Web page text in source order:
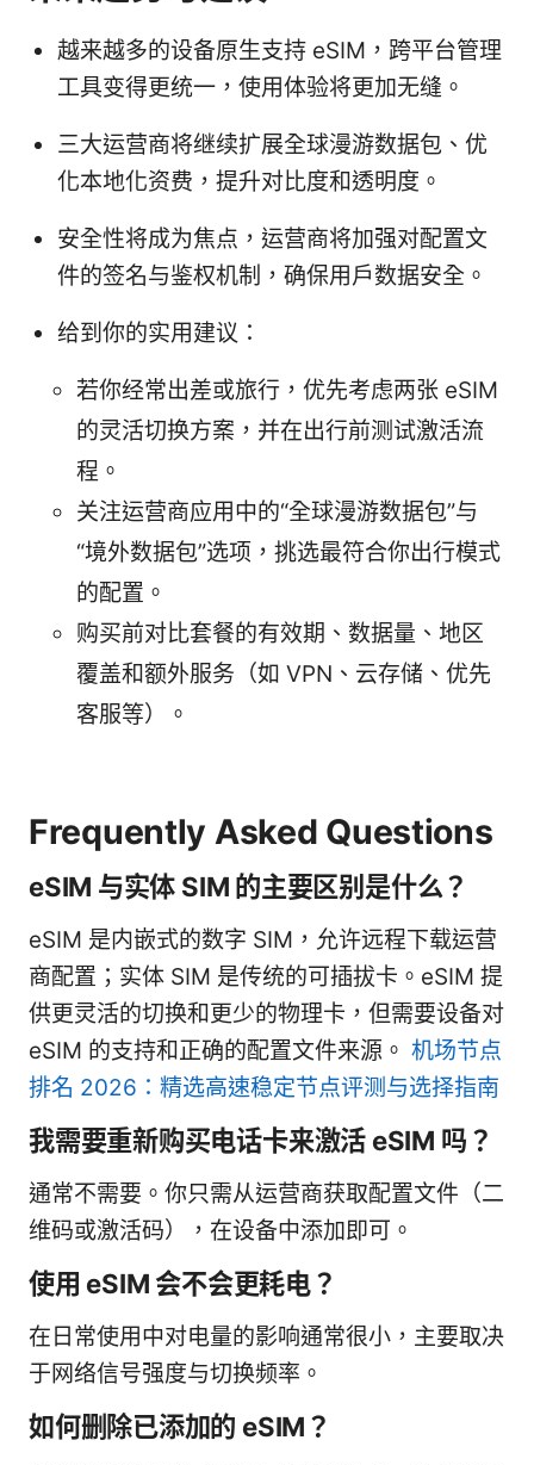
越来越多的设备原生支持 eSIM，跨平台管理
工具变得更统一，使用体验将更加无缝。
三大运营商将继续扩展全球漫游数据包、优
化本地化资费，提升对比度和透明度。
安全性将成为焦点，运营商将加强对配置文
件的签名与鉴权机制，确保用户数据安全。
给到你的实用建议：
若你经常出差或旅行，优先考虑两张 eSIM
的灵活切换方案，并在出行前测试激活流
程。
关注运营商应用中的“全球漫游数据包”与
“境外数据包”选项，挑选最符合你出行模式
的配置。
购买前对比套餐的有效期、数据量、地区
覆盖和额外服务（如 VPN、云存储、优先
客服等）。
Frequently Asked Questions
eSIM 与实体 SIM 的主要区别是什么？
eSIM 是内嵌式的数字 SIM，允许远程下载运营
商配置；实体 SIM 是传统的可插拔卡。eSIM 提
供更灵活的切换和更少的物理卡，但需要设备对
eSIM 的支持和正确的配置文件来源。 机场节点
排名 2026：精选高速稳定节点评测与选择指南
我需要重新购买电话卡来激活 eSIM 吗？
通常不需要。你只需从运营商获取配置文件（二
维码或激活码），在设备中添加即可。
使用 eSIM 会不会更耗电？
在日常使用中对电量的影响通常很小，主要取决
于网络信号强度与切换频率。
如何删除已添加的 eSIM？